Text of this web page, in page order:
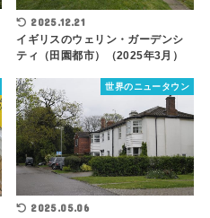
2025.12.21
イギリスのウェリン・ガーデンシ
ティ（田園都市）（2025年3月）
世界のニュータウン
2025.05.06